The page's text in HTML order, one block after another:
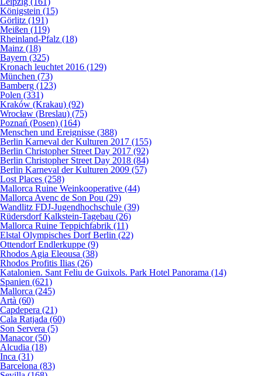
Königstein (15)
Görlitz (191)
Meißen (119)
Rheinland-Pfalz (18)
Mainz (18)
Bayern (325)
Kronach leuchtet 2016 (129)
München (73)
Bamberg (123)
Polen (331)
Kraków (Krakau) (92)
Wrocław (Breslau) (75)
Poznań (Posen) (164)
Menschen und Ereignisse (388)
Berlin Karneval der Kulturen 2017 (155)
Berlin Christopher Street Day 2017 (92)
Berlin Christopher Street Day 2018 (84)
Berlin Karneval der Kulturen 2009 (57)
Lost Places (258)
Mallorca Ruine Weinkooperative (44)
Mallorca Avenc de Son Pou (29)
Wandlitz FDJ-Jugendhochschule (39)
Rüdersdorf Kalkstein-Tagebau (26)
Mallorca Ruine Teppichfabrik (11)
Elstal Olympisches Dorf Berlin (22)
Ottendorf Endlerkuppe (9)
Rhodos Agia Eleousa (38)
Rhodos Profitis Ilias (26)
Katalonien. Sant Feliu de Guixols. Park Hotel Panorama (14)
Spanien (621)
Mallorca (245)
Artà (60)
Capdepera (21)
Cala Ratjada (60)
Son Servera (5)
Manacor (50)
Alcudia (18)
Inca (31)
Barcelona (83)